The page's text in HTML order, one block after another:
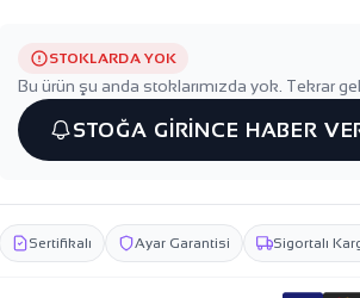
STOKLARDA YOK
Bu ürün şu anda stoklarımızda yok. Tekrar
STOĞA GİRİNCE HABER
Sertifikalı Ayar Garantisi Sigortalı